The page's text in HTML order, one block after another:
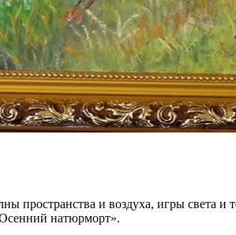
и воздуха, игры света и
натюрморт».